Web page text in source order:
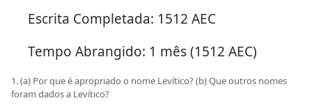
Escrita Completada: 1512 AEC
Tempo Abrangido: 1 mês (1512 AEC)
1. (a) Por que é apropriado o nome Levítico? (b) Que outros nomes
foram dados a Levítico?